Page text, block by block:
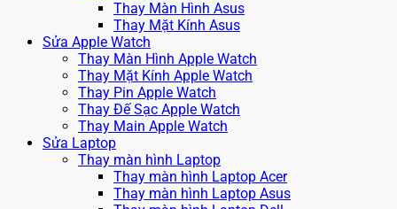
Thay Màn Hình Asus
Thay Mặt Kính Asus
Sửa Apple Watch
Thay Màn Hình Apple Watch
Thay Mặt Kính Apple Watch
Thay Pin Apple Watch
Thay Đế Sạc Apple Watch
Thay Main Apple Watch
Sửa Laptop
Thay màn hình Laptop
Thay màn hình Laptop Acer
Thay màn hình Laptop Asus